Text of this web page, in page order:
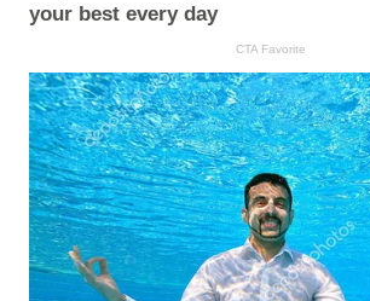
your best every day
CTA Favorite